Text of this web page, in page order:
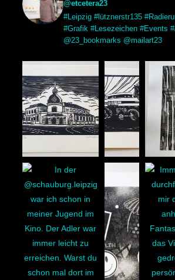
@etcetera23
#Leipzig #lütznerstr135
#Grafik #Lesezeichen #Events
@23_bookmarks @mailart23